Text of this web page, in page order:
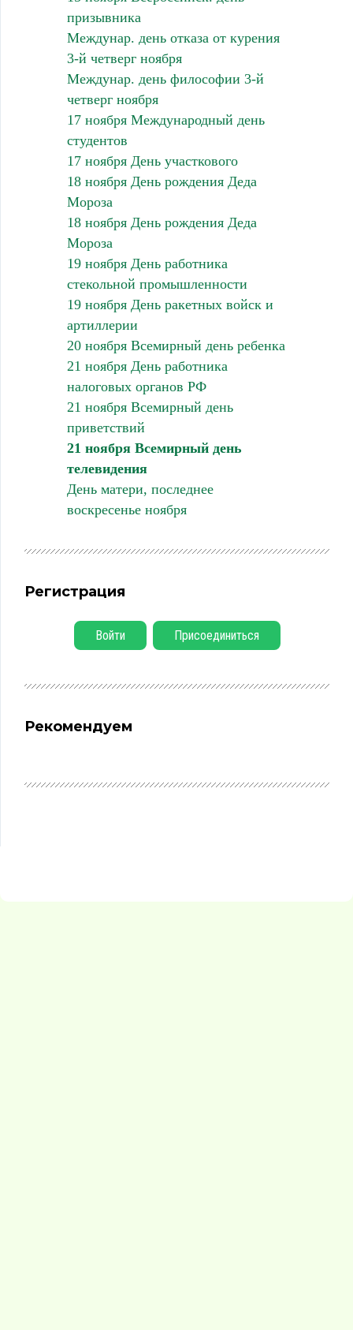
призывника
Междунар. день отказа от курения
3-й четверг ноября
Междунар. день философии 3-й
четверг ноября
17 ноября Международный день
студентов
17 ноября День участкового
18 ноября День рождения Деда
Мороза
18 ноября День рождения Деда
Мороза
19 ноября День работника
стекольной промышленности
19 ноября День ракетных войск и
артиллерии
20 ноября Всемирный день ребенка
21 ноября День работника
налоговых органов РФ
21 ноября Всемирный день
приветствий
21 ноября Всемирный день
телевидения
День матери, последнее
воскресенье ноября
Регистрация
Войти Присоединиться
Рекомендуем